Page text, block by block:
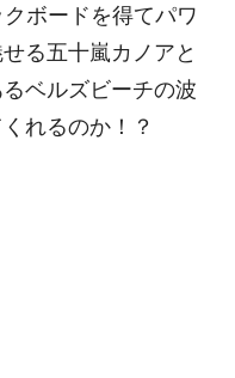
ボードを得てパワ
る五十嵐カノアと
ベルズビーチの波
れるのか！？